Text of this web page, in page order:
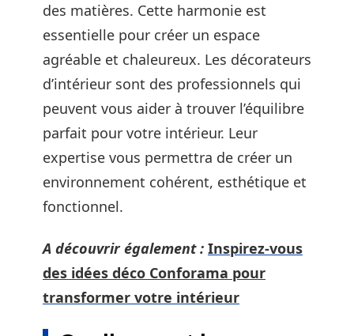
des matières. Cette harmonie est
essentielle pour créer un espace
agréable et chaleureux. Les décorateurs
d’intérieur sont des professionnels qui
peuvent vous aider à trouver l’équilibre
parfait pour votre intérieur. Leur
expertise vous permettra de créer un
environnement cohérent, esthétique et
fonctionnel.
A découvrir également : Inspirez-vous
des idées déco Conforama pour
transformer votre intérieur